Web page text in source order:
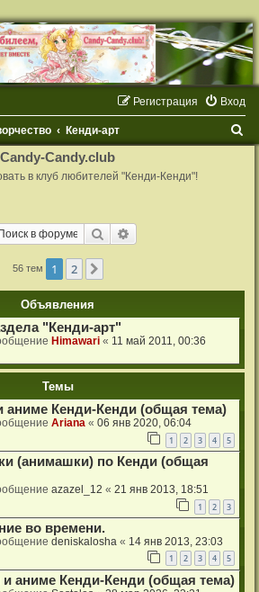
Вход
Регистрация
Кенди-арт
Candy-Candy.club
в клуб любителей "Кенди-Кенди"!
Поиск
56 тем 1 2
Объявления
"Кенди-арт"
Himawari « 11 май 2011, 00:36
Темы
Кенди-Кенди (общая тема)
Ariana « 06 янв 2020, 06:04
1 2 3 4 5
(анимашки) по Кенди (общая
azazel_12 « 21 янв 2013, 18:51
1 2 3
во времени.
deniskalosha « 14 янв 2013, 23:03
1 2 3 4 5
и аниме Кенди-Кенди (общая тема)